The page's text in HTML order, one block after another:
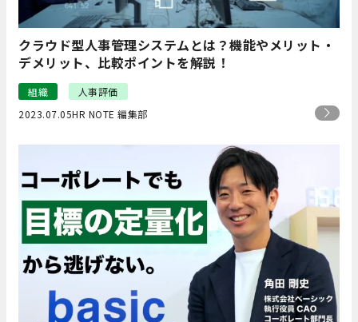
クラウド型人事管理システムとは？機能やメリット・
デメリット、比較ポイントを解説！
組織
人事評価
2023.07.05HR NOTE 編集部